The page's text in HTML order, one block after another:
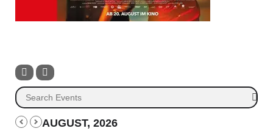
AUGUST, 2026